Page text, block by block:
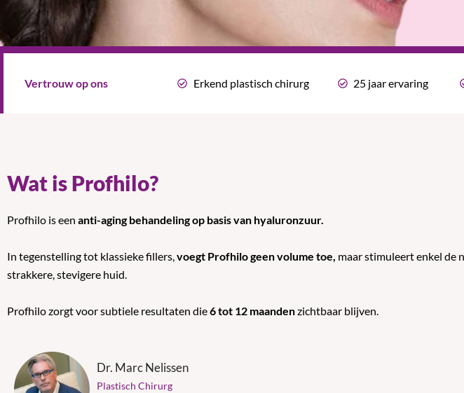
Vertrouw op ons Erkend plastisch chirurg 25 jaar ervaring
Wat is Profhilo?
Profhilo is een anti-aging behandeling op basis van hyaluronzuur.
In tegenstelling tot klassieke fillers,voegt Profhilo geen volume toe, maar stimuleert enkel de
strakkere, stevigere huid.
Profhilo zorgt voor subtiele resultaten die6 tot 12 maandenzichtbaar blijven.
Dr. Marc Nelissen
Plastisch Chirurg